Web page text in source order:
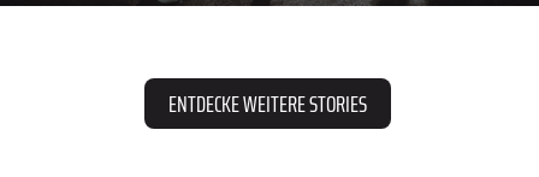
ENTDECKE WEITERE STORIES